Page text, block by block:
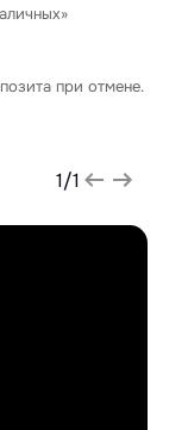
при отмене.
1/1